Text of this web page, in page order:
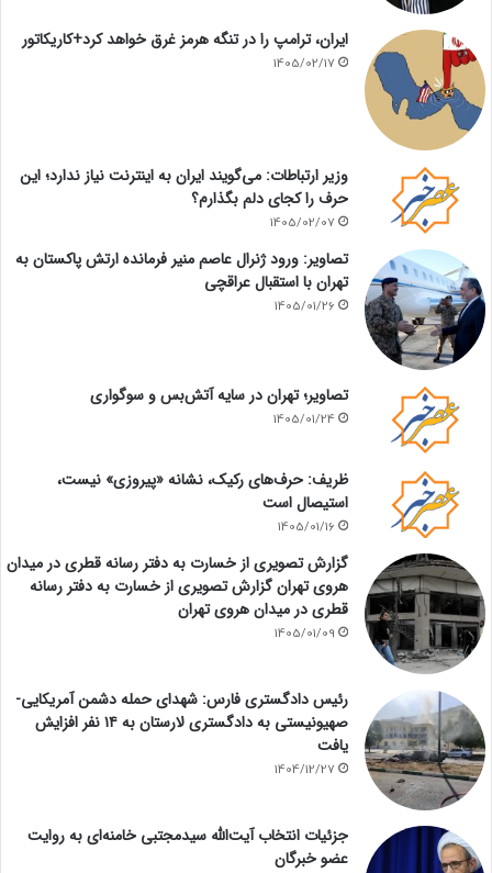
ایران، ترامپ را در تنگه هرمز غرق خواهد کرد+کاریکاتور
1405/02/17
وزیر ارتباطات: می‌گویند ایران به اینترنت نیاز ندارد؛ این
حرف را کجای دلم بگذارم؟
1405/02/07
تصاویر: ورود ژنرال عاصم منیر فرمانده ارتش پاکستان به
تهران با استقبال عراقچی
1405/01/26
تصاویر؛ تهران در سایه آتش‌بس و سوگواری
1405/01/24
ظریف: حرف‌های رکیک، نشانه «پیروزی» نیست،
استیصال است
1405/01/16
گزارش تصویری از خسارت به دفتر رسانه قطری در میدان
هروی تهران گزارش تصویری از خسارت به دفتر رسانه
قطری در میدان هروی تهران
1405/01/09
رئیس دادگستری فارس: شهدای حمله دشمن آمریکایی-
صهیونیستی به دادگستری لارستان به ۱۴ نفر افزایش
یافت
1404/12/27
جزئیات انتخاب آیت‌الله سیدمجتبی خامنه‌ای به روایت
عضو خبرگان